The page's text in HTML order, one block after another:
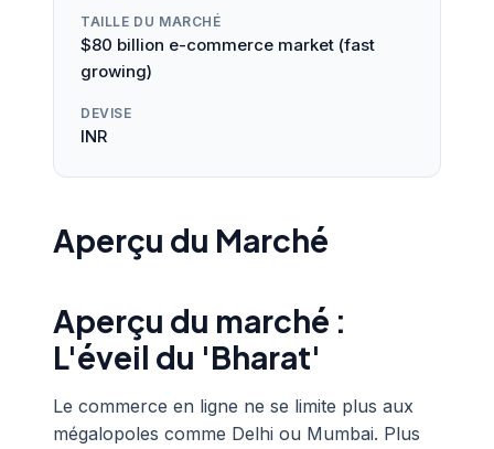
TAILLE DU MARCHÉ
$80 billion e-commerce market (fast
growing)
DEVISE
INR
Aperçu du Marché
Aperçu du marché :
L'éveil du 'Bharat'
Le commerce en ligne ne se limite plus aux
mégalopoles comme Delhi ou Mumbai. Plus